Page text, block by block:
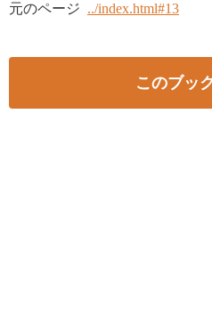
元のページ ../index.html#13
このブッ